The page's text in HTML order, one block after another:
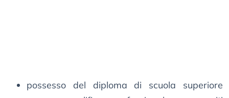
possesso del diploma di scuola superiore